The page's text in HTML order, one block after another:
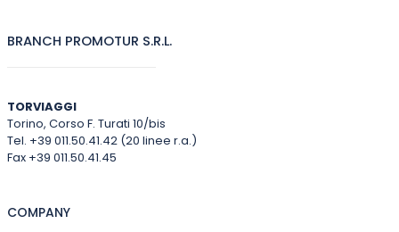
BRANCH PROMOTUR S.R.L.
TORVIAGGI
Torino, Corso F. Turati 10/bis
Tel. +39 011.50.41.42 (20 linee r.a.)
Fax +39 011.50.41.45
COMPANY